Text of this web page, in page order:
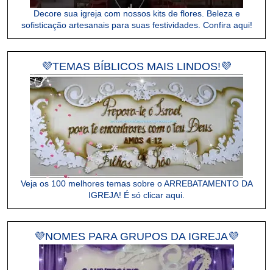
Decore sua igreja com nossos kits de flores. Beleza e
sofisticação artesanais para suas festividades. Confira aqui!
💜TEMAS BÍBLICOS MAIS LINDOS!💜
Veja os 100 melhores temas sobre o ARREBATAMENTO DA
IGREJA! É só clicar aqui.
💜NOMES PARA GRUPOS DA IGREJA💜